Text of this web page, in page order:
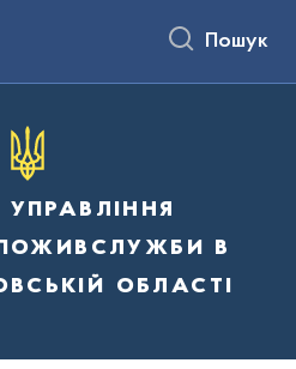
Пошук
в
області